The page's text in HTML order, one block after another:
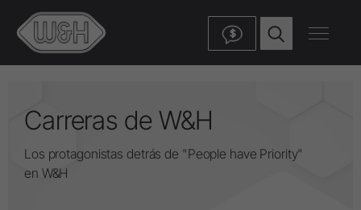
$
Carreras de W&H
Los protagonistas detrás de "People have Priority"
en W&H